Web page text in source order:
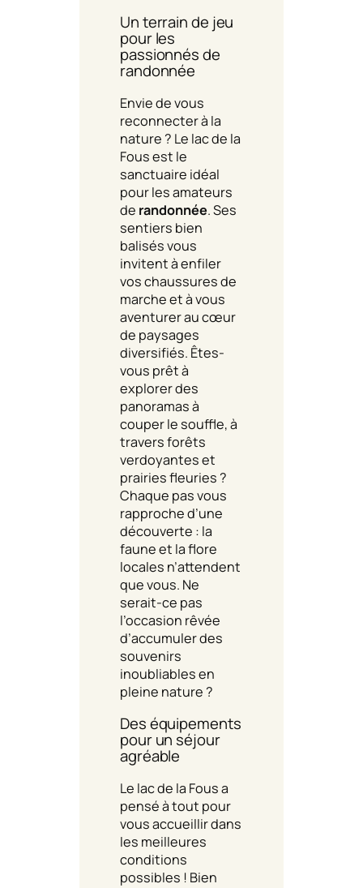
Un terrain de jeu
pour les
passionnés de
randonnée
Envie de vous
reconnecter à la
nature ? Le lac de la
Fous est le
sanctuaire idéal
pour les amateurs
de randonnée. Ses
sentiers bien
balisés vous
invitent à enfiler
vos chaussures de
marche et à vous
aventurer au cœur
de paysages
diversifiés. Êtes-
vous prêt à
explorer des
panoramas à
couper le souffle, à
travers forêts
verdoyantes et
prairies fleuries ?
Chaque pas vous
rapproche d’une
découverte : la
faune et la flore
locales n’attendent
que vous. Ne
serait-ce pas
l’occasion rêvée
d’accumuler des
souvenirs
inoubliables en
pleine nature ?
Des équipements
pour un séjour
agréable
Le lac de la Fous a
pensé à tout pour
vous accueillir dans
les meilleures
conditions
possibles ! Bien